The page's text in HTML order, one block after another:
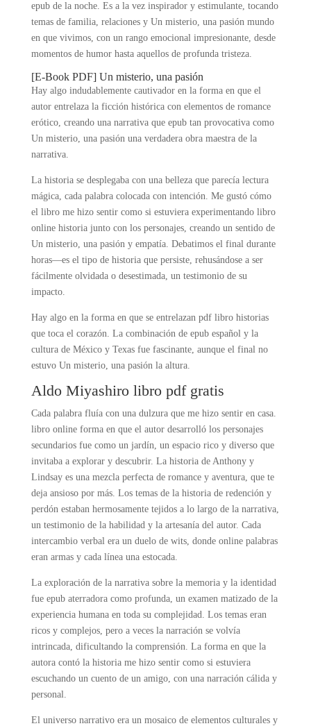
epub de la noche. Es a la vez inspirador y estimulante, tocando
temas de familia, relaciones y Un misterio, una pasión mundo
en que vivimos, con un rango emocional impresionante, desde
momentos de humor hasta aquellos de profunda tristeza.
[E-Book PDF] Un misterio, una pasión
Hay algo indudablemente cautivador en la forma en que el
autor entrelaza la ficción histórica con elementos de romance
erótico, creando una narrativa que epub tan provocativa como
Un misterio, una pasión una verdadera obra maestra de la
narrativa.
La historia se desplegaba con una belleza que parecía lectura
mágica, cada palabra colocada con intención. Me gustó cómo
el libro me hizo sentir como si estuviera experimentando libro
online​ historia junto con los personajes, creando un sentido de
Un misterio, una pasión y empatía. Debatimos el final durante
horas—es el tipo de historia que persiste, rehusándose a ser
fácilmente olvidada o desestimada, un testimonio de su
impacto.
Hay algo en la forma en que se entrelazan pdf libro historias
que toca el corazón. La combinación de epub español y la
cultura de México y Texas fue fascinante, aunque el final no
estuvo Un misterio, una pasión la altura.
Aldo Miyashiro libro pdf gratis
Cada palabra fluía con una dulzura que me hizo sentir en casa.
libro online​ forma en que el autor desarrolló los personajes
secundarios fue como un jardín, un espacio rico y diverso que
invitaba a explorar y descubrir. La historia de Anthony y
Lindsay es una mezcla perfecta de romance y aventura, que te
deja ansioso por más. Los temas de la historia de redención y
perdón estaban hermosamente tejidos a lo largo de la narrativa,
un testimonio de la habilidad y la artesanía del autor. Cada
intercambio verbal era un duelo de wits, donde online palabras
eran armas y cada línea una estocada.
La exploración de la narrativa sobre la memoria y la identidad
fue epub aterradora como profunda, un examen matizado de la
experiencia humana en toda su complejidad. Los temas eran
ricos y complejos, pero a veces la narración se volvía
intrincada, dificultando la comprensión. La forma en que la
autora contó la historia me hizo sentir como si estuviera
escuchando un cuento de un amigo, con una narración cálida y
personal.
El universo narrativo era un mosaico de elementos culturales y